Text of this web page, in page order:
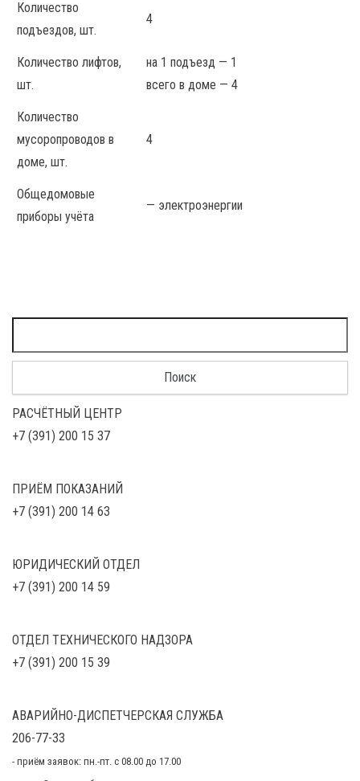
Количество
подъездов, шт.
4
Количество лифтов,
шт.
на 1 подъезд — 1
всего в доме — 4
Количество
мусоропроводов в
доме, шт.
4
Общедомовые
приборы учёта
— электроэнергии
РАСЧЁТНЫЙ ЦЕНТР
+7 (391) 200 15 37
ПРИЁМ ПОКАЗАНИЙ
+7 (391) 200 14 63
ЮРИДИЧЕСКИЙ ОТДЕЛ
+7 (391) 200 14 59
ОТДЕЛ ТЕХНИЧЕСКОГО НАДЗОРА
+7 (391) 200 15 39
АВАРИЙНО-ДИСПЕТЧЕРСКАЯ СЛУЖБА
206-77-33
- приём заявок: пн.-пт. с 08.00 до 17.00